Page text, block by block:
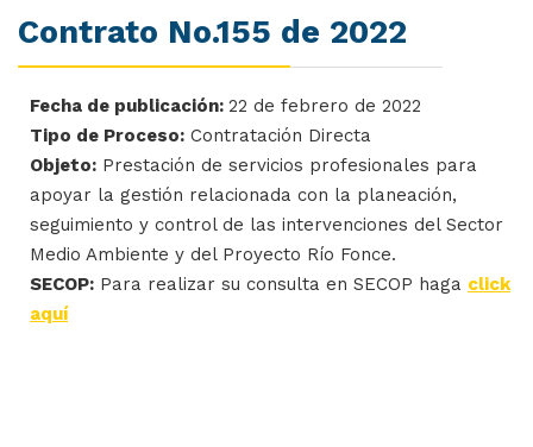
Contrato No.155 de 2022
Fecha de publicación: 22 de febrero de 2022
Tipo de Proceso: Contratación Directa
Objeto: Prestación de servicios profesionales para
apoyar la gestión relacionada con la planeación,
seguimiento y control de las intervenciones del Sector
Medio Ambiente y del Proyecto Río Fonce.
SECOP: Para realizar su consulta en SECOP haga click
aquí